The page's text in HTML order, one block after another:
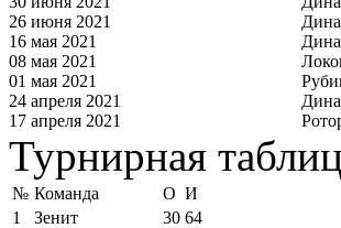
26 июня 2021
16 мая 2021
08 мая 2021
01 мая 2021
24 апреля 2021
17 апреля 2021
Турнирная
№ Команда О И
1
Зенит 30 64